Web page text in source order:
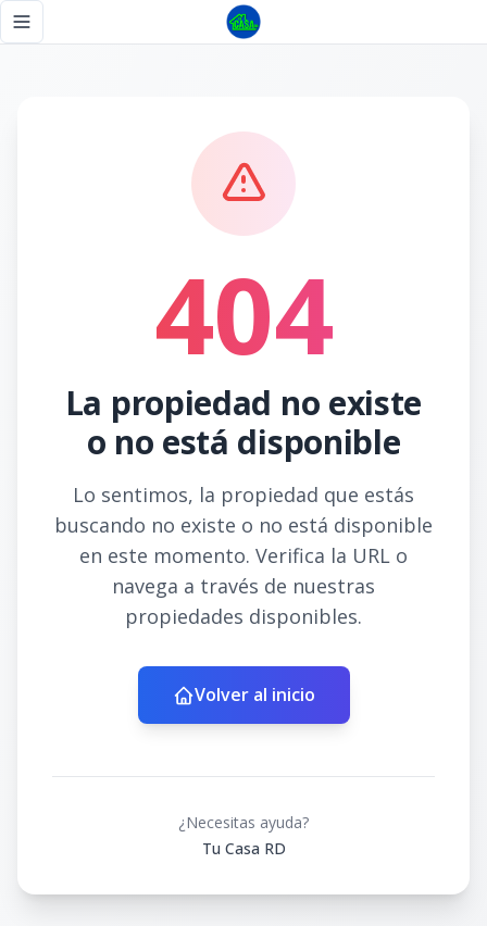
Toggle navigation menu
404
La propiedad no existe
o no está disponible
Lo sentimos, la propiedad que estás
buscando no existe o no está disponible
en este momento. Verifica la URL o
navega a través de nuestras
propiedades disponibles.
Volver al inicio
¿Necesitas ayuda?
Tu Casa RD
Página no encontrada - Tu Casa RD